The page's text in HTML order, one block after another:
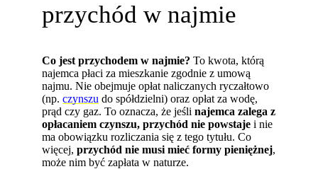
przychód w najmie
Co jest przychodem w najmie? To kwota, którą
najemca płaci za mieszkanie zgodnie z umową
najmu. Nie obejmuje opłat naliczanych ryczałtowo
(np.czynszu do spółdzielni) oraz opłat za wodę,
prąd czy gaz. To oznacza, że jeślinajemca zalega z
opłacaniem czynszu, przychód nie powstaje i nie
ma obowiązku rozliczania się z tego tytułu. Co
więcej,przychód nie musi mieć formy pieniężnej,
może nim być zapłata w naturze.